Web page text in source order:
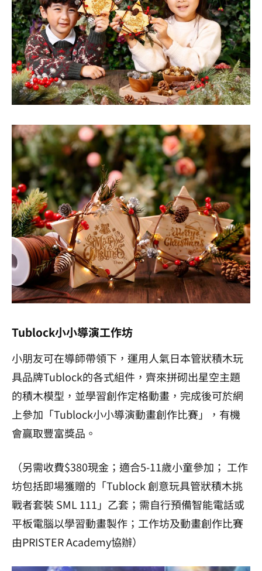
Tublock小小導演工作坊
小朋友可在導師帶領下，運用人氣日本管狀積木玩
具品牌Tublock的各式組件，齊來拼砌出星空主題
的積木模型，並學習創作定格動畫，完成後可於網
上參加「Tublock小小導演動畫創作比賽」，有機
會贏取豐富獎品。
（另需收費$380現金；適合5-11歲小童參加； 工作
坊包括即場獲贈的「Tublock創意玩具管狀積木挑
戰者套裝 SML 111 」乙套；需自行預備智能電話或
平板電腦以學習動畫製作；工作坊及動畫創作比賽
由PRISTER Academy協辦）